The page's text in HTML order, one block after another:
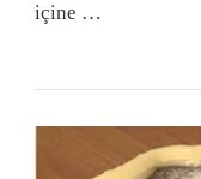
içine …